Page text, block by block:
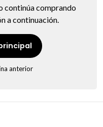
continúa comprando
a continuación.
anterior